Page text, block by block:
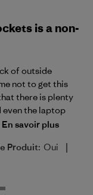
is a non-
of outside
not to get this
there is plenty
even the laptop
En savoir plus
Produit: Oui |